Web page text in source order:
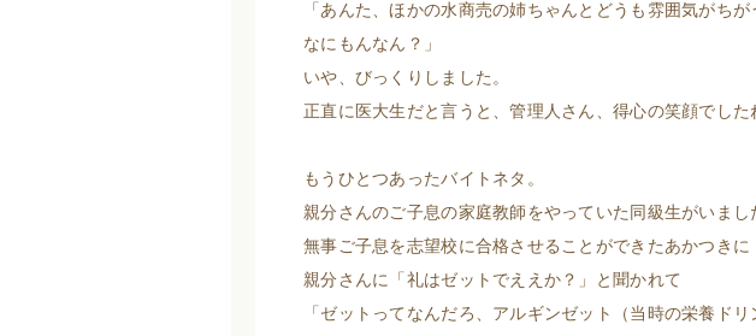
「あんた、ほかの水商売の姉ちゃんとどうも雰囲気がちが
なにもんなん？」
いや、びっくりしました。
正直に医大生だと言うと、管理人さん、得心の笑顔でした
もうひとつあったバイトネタ。
親分さんのご子息の家庭教師をやっていた同級生がいまし
無事ご子息を志望校に合格させることができたあかつきに
親分さんに「礼はゼットでええか？」と聞かれて
「ゼットってなんだろ、アルギンゼット（当時の栄養ドリ